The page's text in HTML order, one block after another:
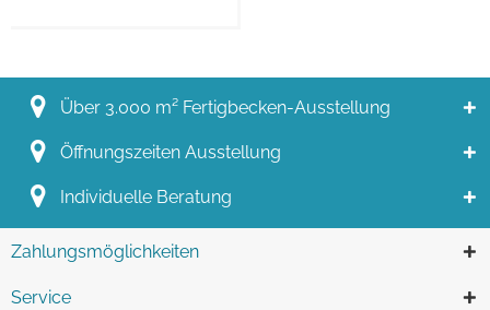
Über 3.000 m² Fertigbecken-Ausstellung
Öffnungszeiten Ausstellung
Individuelle Beratung
Zahlungsmöglichkeiten
Service